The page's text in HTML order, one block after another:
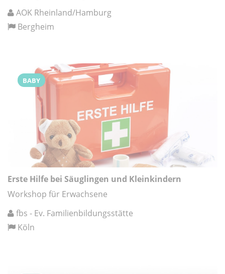
AOK Rheinland/Hamburg
Bergheim
BABY
Erste Hilfe bei Säuglingen und Kleinkindern
Workshop für Erwachsene
fbs - Ev. Familienbildungsstätte
Köln